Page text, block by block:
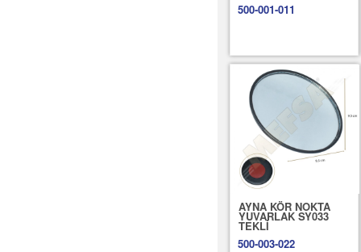
500-001-011
AYNA KÖR NOKTA
YUVARLAK SY033
TEKLİ
500-003-022